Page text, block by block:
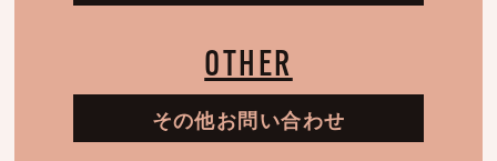
OTHER
その他お問い合わせ